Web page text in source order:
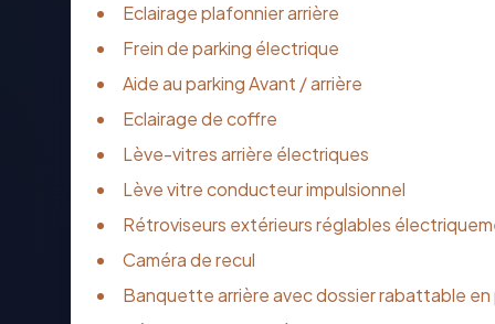
Eclairage plafonnier arrière
Frein de parking électrique
Aide au parking Avant / arrière
Eclairage de coffre
Lève-vitres arrière électriques
Lève vitre conducteur impulsionnel
Rétroviseurs extérieurs réglables
Caméra de recul
Banquette arrière avec dossier rabattable